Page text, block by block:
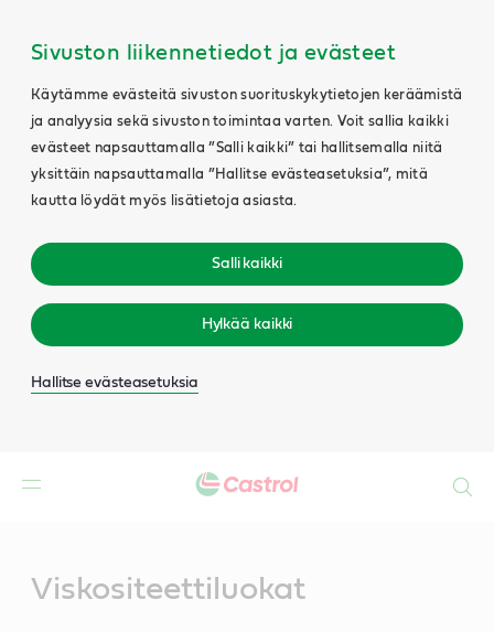
Sivuston liikennetiedot ja evästeet
Käytämme evästeitä sivuston suorituskykytietojen keräämistä
ja analyysia sekä sivuston toimintaa varten. Voit sallia kaikki
evästeet napsauttamalla ”Salli kaikki” tai hallitsemalla niitä
yksittäin napsauttamalla ”Hallitse evästeasetuksia”, mitä
kautta löydät myös lisätietoja asiasta.
Salli kaikki
Hylkää kaikki
Hallitse evästeasetuksia
Viskositeettiluokat